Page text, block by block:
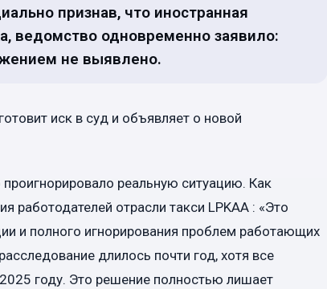
признав, что иностранная
ведомство одновременно заявило:
не выявлено.
иск в суд и объявляет о новой
реальную ситуацию. Как
работодателей отрасли такси LPKAA : «Это
и полного игнорирования проблем работающих
длилось почти год, хотя все
году. Это решение полностью лишает